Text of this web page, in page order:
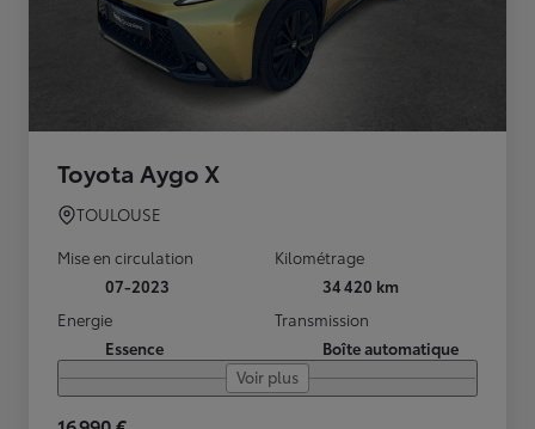
Toyota Aygo X
TOULOUSE
Mise en circulation
07-2023
Kilométrage
34 420 km
Energie
Essence
Transmission
Boîte automatique
Voir plus